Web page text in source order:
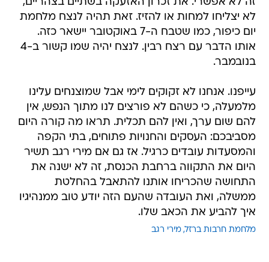
לא יצליחו למחות או להזיז. זאת תהיה לנצח מלחמת
יום כיפור, כמו שטבח ה-7 באוקטובר יישאר כזה.
אותו הדבר עם רצח רבין. לנצח יהיה שמו קשור ב-4
בנובמבר.
עייפנו. אנחנו לא זקוקים לימי אבל שמוצנחים עלינו
מלמעלה, כי כשהם לא פורצים לנו מתוך הנפש, אין
להם שום ערך, ואין להם תכלית. תראו מה קורה היום
מסביבכם: העסקים והחנויות פתוחים, בתי הקפה
והמסעדות עובדים כרגיל. אז גם אם מירי רגב תשיר
היום את התקווה ברחבת הכנסת, זה לא ישנה את
התחושה שהכריחו אותנו להתאבל בהחלטת
ממשלה, ואת העובדה שהעם הזה יודע טוב ממנהיגיו
איך להביע את הכאב שלו.
מלחמת חרבות ברזל מירי רגב